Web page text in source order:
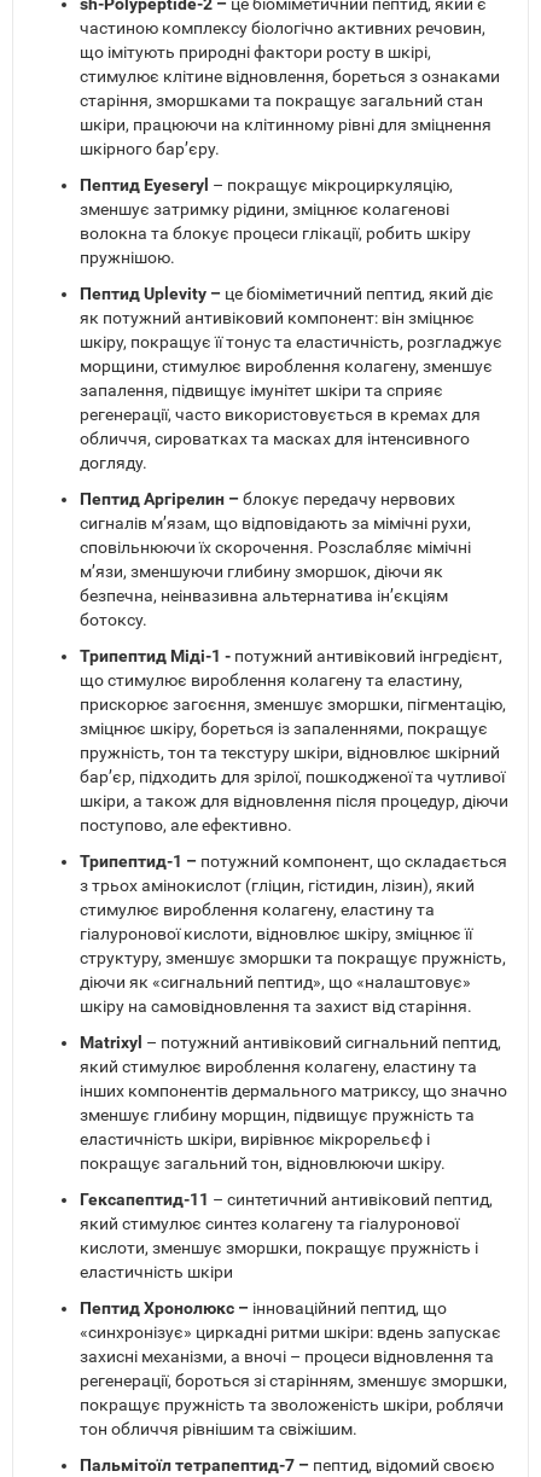
частиною комплексу біологічно активних речовин,
що імітують природні фактори росту в шкірі,
стимулює клітине відновлення, бореться з ознаками
старіння, зморшками та покращує загальний стан
шкіри, працюючи на клітинному рівні для зміцнення
шкірного бар’єру.
Пептид Eyeseryl – покращує мікроциркуляцію,
зменшує затримку рідини, зміцнює колагенові
волокна та блокує процеси глікації, робить шкіру
пружнішою.
Пептид Uplevity – це біоміметичний пептид, який діє
як потужний антивіковий компонент: він зміцнює
шкіру, покращує її тонус та еластичність, розгладжує
морщини, стимулює вироблення колагену, зменшує
запалення, підвищує імунітет шкіри та сприяє
регенерації, часто використовується в кремах для
обличчя, сироватках та масках для інтенсивного
догляду.
Пептид Аргірелин – блокує передачу нервових
сигналів м’язам, що відповідають за мімічні рухи,
сповільнюючи їх скорочення. Розслабляє мімічні
м’язи, зменшуючи глибину зморшок, діючи як
безпечна, неінвазивна альтернатива ін’єкціям
ботоксу.
Трипептид Міді-1 - потужний антивіковий інгредієнт,
що стимулює вироблення колагену та еластину,
прискорює загоєння, зменшує зморшки, пігментацію,
зміцнює шкіру, бореться із запаленнями, покращує
пружність, тон та текстуру шкіри, відновлює шкірний
бар’єр, підходить для зрілої, пошкодженої та чутливої
шкіри, а також для відновлення після процедур, діючи
поступово, але ефективно.
Трипептид-1 – потужний компонент, що складається
з трьох амінокислот (гліцин, гістидин, лізин), який
стимулює вироблення колагену, еластину та
гіалуронової кислоти, відновлює шкіру, зміцнює її
структуру, зменшує зморшки та покращує пружність,
діючи як «сигнальний пептид», що «налаштовує»
шкіру на самовідновлення та захист від старіння.
Matrixyl – потужний антивіковий сигнальний пептид,
який стимулює вироблення колагену, еластину та
інших компонентів дермального матриксу, що значно
зменшує глибину морщин, підвищує пружність та
еластичність шкіри, вирівнює мікрорельєф і
покращує загальний тон, відновлюючи шкіру.
Гексапептид-11 – синтетичний антивіковий пептид,
який стимулює синтез колагену та гіалуронової
кислоти, зменшує зморшки, покращує пружність і
еластичність шкіри
Пептид Хронолюкс – інноваційний пептид, що
«синхронізує» циркадні ритми шкіри: вдень запускає
захисні механізми, а вночі – процеси відновлення та
регенерації, бороться зі старінням, зменшує зморшки,
покращує пружність та зволоженість шкіри, роблячи
тон обличчя рівнішим та свіжішим.
Пальмітоїл тетрапептид-7 – пептид, відомий своєю